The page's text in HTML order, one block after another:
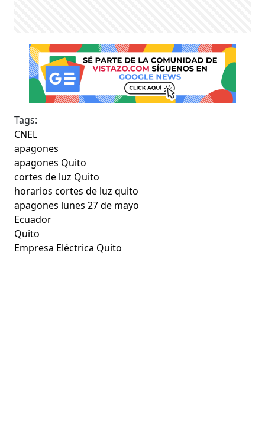
Tags:
CNEL
apagones
apagones Quito
cortes de luz Quito
horarios cortes de luz quito
apagones lunes 27 de mayo
Ecuador
Quito
Empresa Eléctrica Quito